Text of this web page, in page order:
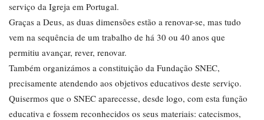
serviço da Igreja em Portugal.
Graças a Deus, as duas dimensões estão a renovar-se, mas tudo
vem na sequência de um trabalho de há 30 ou 40 anos que
permitiu avançar, rever, renovar.
Também organizámos a constituição da Fundação SNEC,
precisamente atendendo aos objetivos educativos deste serviço.
Quisermos que o SNEC aparecesse, desde logo, com esta função
educativa e fossem reconhecidos os seus materiais: catecismos,